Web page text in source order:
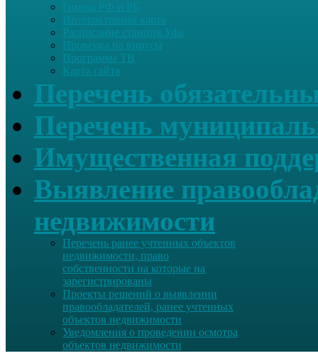
Гимны РФ и РБ
Интерактивная карта
Расписание станция Уфа
Проверка на вирусы
Программа ТВ
Карта сайта
Перечень
Перечень
Имущественная
Выявление
недвижимости
Перечень ранее учтенных объектов
недвижимости, право
собственности на которые на
зарегистрированы
Проекты решений о выявлении
правообладателей, ранее учтенных
объектов недвижимости
Уведомления о проведении осмотра
объектов недвижимости